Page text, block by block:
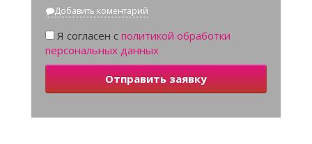
Добавить коментарий
Я согласен с политикой обработки
персональных данных
Отправить заявку